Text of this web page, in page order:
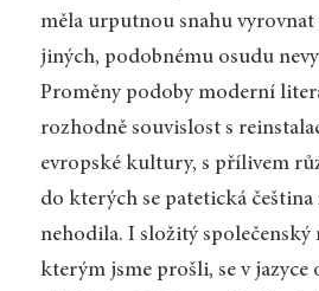
měla urputnou snahu
jiných, podobnému osudu
Proměny podoby moderní
rozhodně souvislost s
evropské kultury, s přílivem
do kterých se patetická čeština
nehodila. I složitý společenský
kterým jsme prošli, se v jazyce